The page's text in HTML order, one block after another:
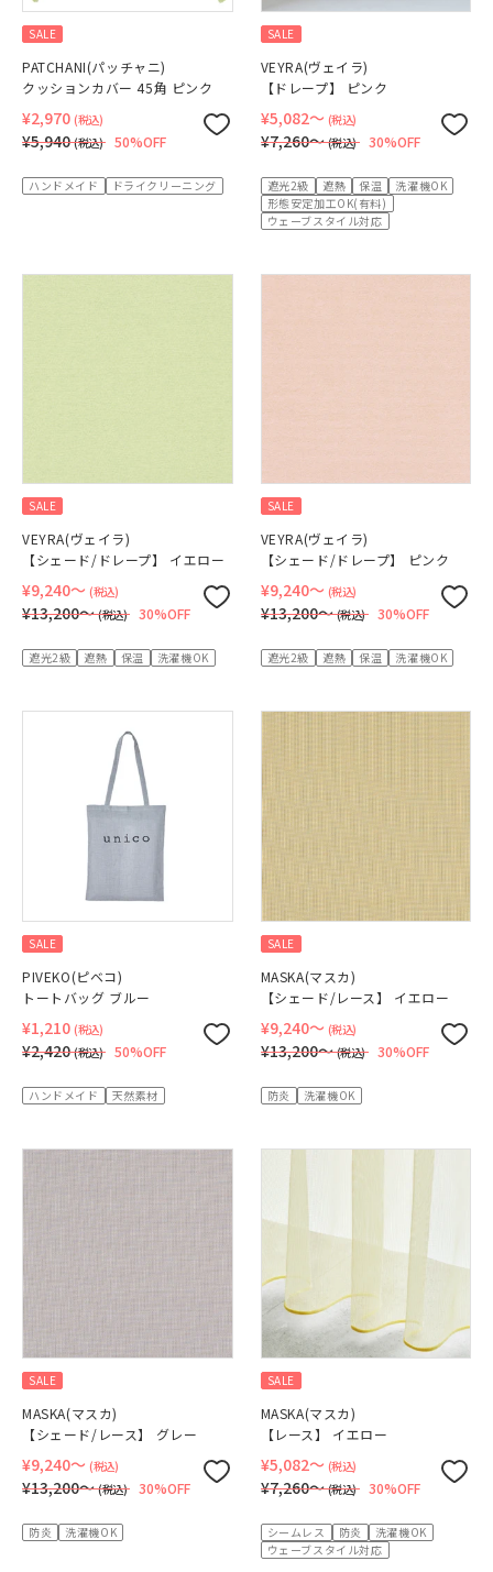
SALE
PATCHANI(パッチャニ)
クッションカバー 45角 ピンク
¥2,970 (税込)
¥5,940(税込) 50%OFF
ハンドメイド ドライクリーニング
SALE
VEYRA(ヴェイラ)
【ドレープ】 ピンク
¥5,082〜 (税込)
¥7,260〜(税込) 30%OFF
遮光2級 遮熱 保温
洗濯機OK
形態安定加工OK(有料)
ウェーブスタイル対応
SALE
VEYRA(ヴェイラ)
【シェード/ドレープ】 イエロー
¥9,240〜 (税込)
¥13,200〜(税込) 30%OFF
遮光2級 遮熱 保温 洗濯機OK
SALE
VEYRA(ヴェイラ)
【シェード/ドレープ】 ピンク
¥9,240〜 (税込)
¥13,200〜(税込) 30%OFF
遮光2級 遮熱 保温 洗濯機OK
SALE
PIVEKO(ピベコ)
トートバッグ ブルー
¥1,210 (税込)
¥2,420(税込) 50%OFF
ハンドメイド 天然素材
SALE
MASKA(マスカ)
【シェード/レース】 イエロー
¥9,240〜 (税込)
¥13,200〜(税込) 30%OFF
防炎 洗濯機OK
SALE
MASKA(マスカ)
【シェード/レース】 グレー
¥9,240〜 (税込)
¥13,200〜(税込) 30%OFF
防炎 洗濯機OK
SALE
MASKA(マスカ)
【レース】 イエロー
¥5,082〜 (税込)
¥7,260〜(税込) 30%OFF
シームレス 防炎
洗濯機OK
ウェーブスタイル対応